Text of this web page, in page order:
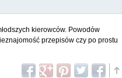
kierowców. Powodów
przepisów czy po prostu